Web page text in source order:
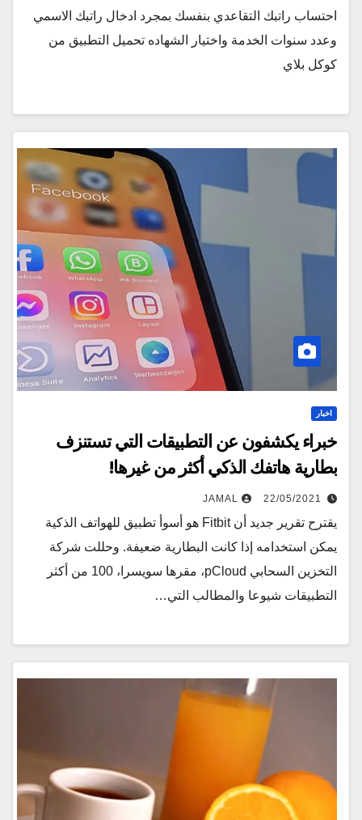
احتساب راتبك التقاعدي بنفسك بمجرد ادخال راتبك الاسمي
وعدد سنوات الخدمة واختيار الشهاده تحميل التطبيق من
كوكل بلاي
اخبار
خبراء يكشفون عن التطبيقات التي تستنزف
بطارية هاتفك الذكي أكثر من غيرها!
22/05/2021
JAMAL
يقترح تقرير جديد أن Fitbit هو أسوأ تطبيق للهواتف الذكية
يمكن استخدامه إذا كانت البطارية ضعيفة. وحللت شركة
التخزين السحابي pCloud، مقرها سويسرا، 100 من أكثر
التطبيقات شيوعا والمطالب التي…